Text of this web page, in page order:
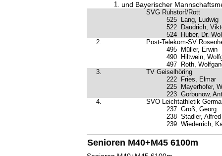
1. und Bayerischer
SVG Ruhstorf/Rott
525
Lang, Ludwig
522
Daudrich,
524
Huber, Dr.
2.
Post-Telekom-SV
495
Müller, Erwin
490
Hiltwein,
497
Roth,
3.
TV Geiselhöring
222
Fries, Elmar
225
Mayerhofer,
223 Gorbunow,
4.
SVO Leichtathletik
237 Groß, Georg
238 Stadler, Alfred
239 Wiederrich,
Senioren M40+M45 6100m